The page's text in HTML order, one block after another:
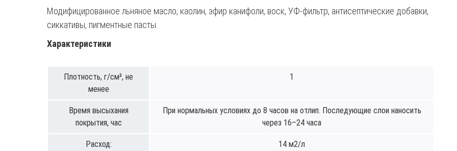
Модифицированное льняное масло, каолин, эфир канифоли, воск, УФ-фильтр, антисептические добавки,
сиккативы, пигментные пасты.
Характеристики
Плотность, г/см³, не
менее
1
Время высыхания
покрытия, час
При нормальных условиях до 8 часов на отлип. Последующие слои наносить
через 16–24 часа
Расход:
14 м2/л